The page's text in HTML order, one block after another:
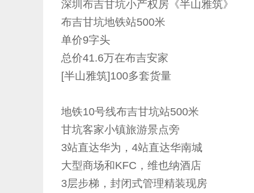
深圳布吉甘坑小产权房《半山雅筑》
布吉甘坑地铁站500米
单价9字头
总价41.6万在布吉安家
[半山雅筑]100多套货量
地铁10号线布吉甘坑站500米
甘坑客家小镇旅游景点旁
3站直达华为，4站直达华南城
大型商场和KFC，维也纳酒店
3层步梯，封闭式管理精装现房